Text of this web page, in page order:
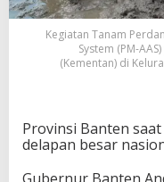
Kegiatan Tanam
System (PM-
(Kementan) di
Provinsi Banten
delapan besar